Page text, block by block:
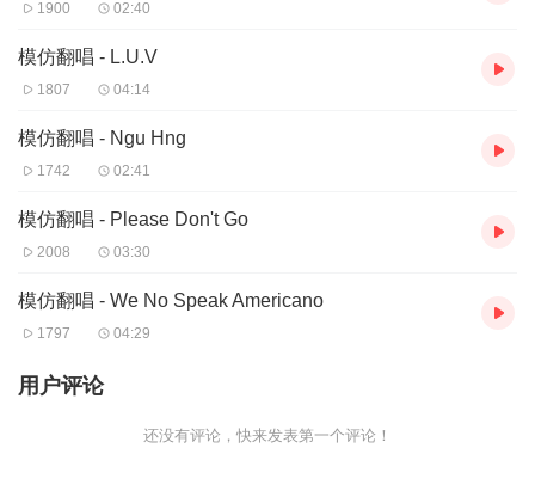
1900 02:40
模仿翻唱 - L.U.V
1807 04:14
模仿翻唱 - Ngu Hng
1742 02:41
模仿翻唱 - Please Don't Go
2008 03:30
模仿翻唱 - We No Speak Americano
1797 04:29
用户评论
还没有评论，快来发表第一个评论！